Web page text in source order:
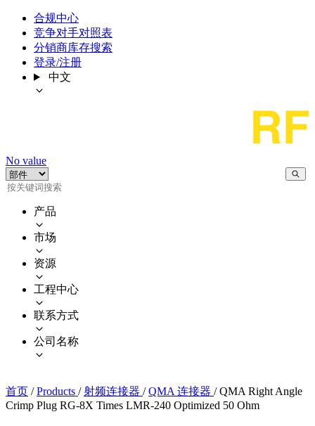
合规中心
竞争对手对照表
分销商库存搜索
登录/注册
中文
No value
产品
市场
资源
工程中心
联系方式
公司名称
首页 / Products / 射频连接器 / QMA 连接器 / QMA Right Angle
Crimp Plug RG-8X Times LMR-240 Optimized 50 Ohm